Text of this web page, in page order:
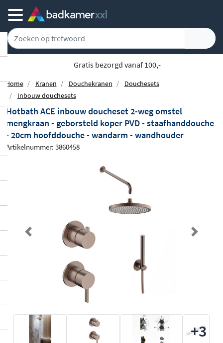
Gratis bezorgd vanaf 100,-
Home Kranen Douchekranen
Douchesets
Inbouw douchesets
Hotbath ACE inbouw doucheset 2-weg omstel
mengkraan - geborsteld koper PVD - staafhanddouche
- 20cm hoofddouche - wandarm - wandhouder
Artikelnummer: 3860458
Previous Next
+3